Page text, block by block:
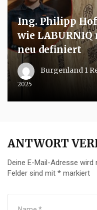
Ing. Philipp
wie
neu definiert
Burgenland 1
2025
ANTWORT
Deine E-Mail-Adresse
Felder sind mit * markiert